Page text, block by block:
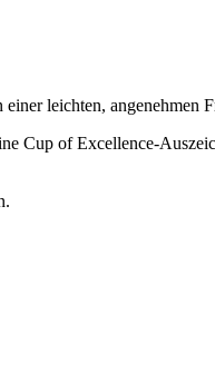
leichten, angenehmen
Cup of Excellence-